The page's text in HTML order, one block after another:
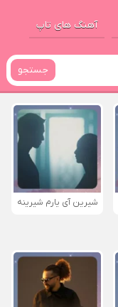
آهنگ های تاپ
جستجو
شیرین آی یارم شیرینه